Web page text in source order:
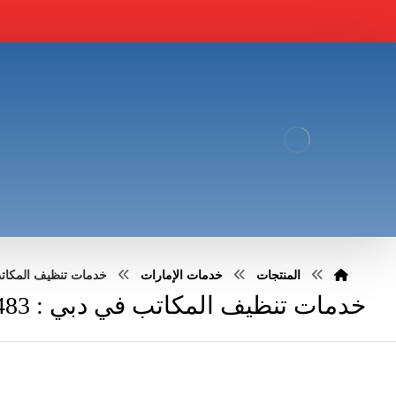
المنتجات خدمات الإمارات خدمات تنظيف المكاتب في
خدمات تنظيف المكاتب في دبي : 0551030483